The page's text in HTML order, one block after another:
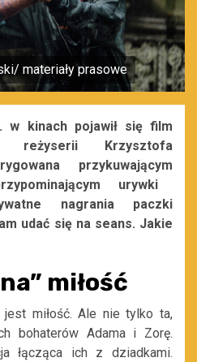
materiały prasowe
w kinach pojawił się film
reżyserii Krzysztofa
przykuwającym
urywki
nagrania paczki
udać się na seans. Jakie
miłość
jest miłość. Ale nie tylko ta,
bohaterów Adama i Zorę.
łącząca ich z dziadkami.